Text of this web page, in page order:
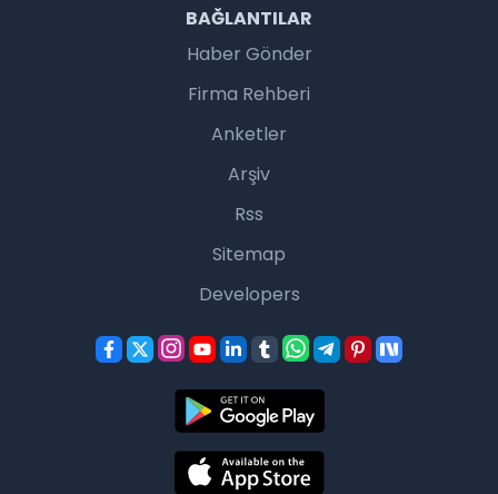
BAĞLANTILAR
Haber Gönder
Firma Rehberi
Anketler
Arşiv
Rss
Sitemap
Developers